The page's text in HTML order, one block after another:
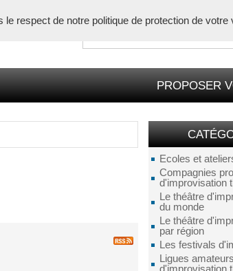
PROPOSER
Ecoles et
Compagnies
d'improvisation
Le théâtre
du monde
Le théâtre
par région
Les festivals
Ligues amateurs
respect de notre politique de protection de votre